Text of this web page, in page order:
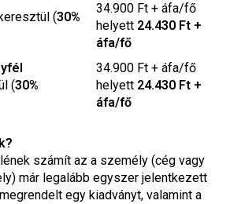
(30%
34.900 Ft + áfa/fő
helyett 24.430 Ft +
áfa/fő
(30%
34.900 Ft + áfa/fő
helyett 24.430 Ft +
áfa/fő
számít az a személy (cég vagy
már legalább egyszer jelentkezett
egy kiadványt, valamint a